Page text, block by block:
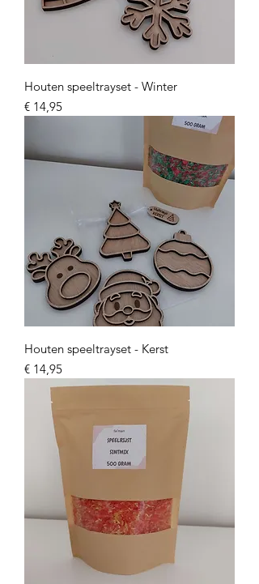
Houten speeltrayset - Winter
Prijs
€ 14,95
Houten speeltrayset - Kerst
Prijs
€ 14,95